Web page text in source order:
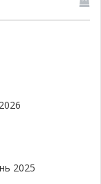
Utopia,
как
2025